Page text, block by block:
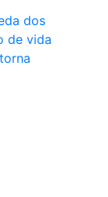
dos
de vida